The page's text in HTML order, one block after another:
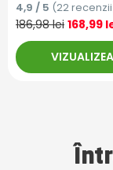
4,9 / 5 (22
186,98 lei 168,99